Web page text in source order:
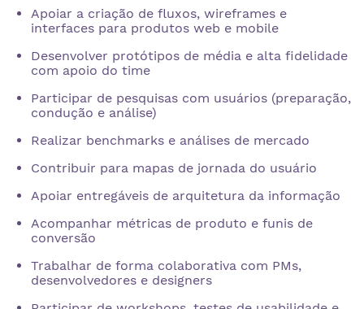
Apoiar a criação de fluxos, wireframes e
interfaces para produtos web e mobile
Desenvolver protótipos de média e alta fidelidade
com apoio do time
Participar de pesquisas com usuários (preparação,
condução e análise)
Realizar benchmarks e análises de mercado
Contribuir para mapas de jornada do usuário
Apoiar entregáveis de arquitetura da informação
Acompanhar métricas de produto e funis de
conversão
Trabalhar de forma colaborativa com PMs,
desenvolvedores e designers